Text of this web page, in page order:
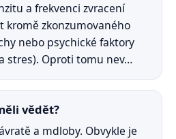
a frekvenci zvracení
kromě zkonzumovaného
nebo psychické faktory
stres). Oproti tomu nev…
vědět?
a mdloby. Obvykle je